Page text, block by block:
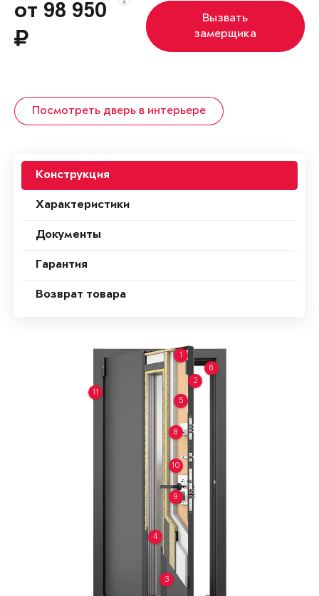
от 98 950
Вызвать
замерщика
Посмотреть дверь в интерьере
Конструкция
Характеристики
Документы
Гарантия
Возврат товара
1
2
3
4
5
6
8
9
10
11